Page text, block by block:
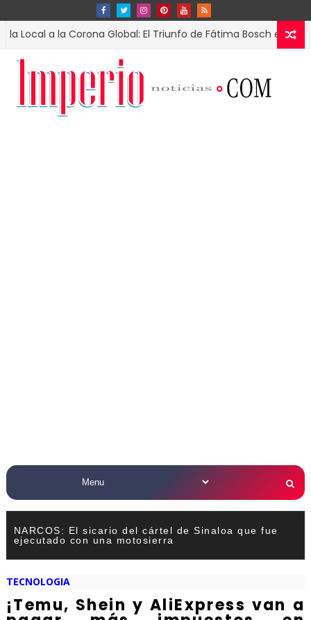
a la Corona Global: El Triunfo de Fátima Bosch en Miss Universo
NARCOS: El sicario del cártel de Sinaloa que fue
ejecutado con una motosierra
TECNOLOGIA
¡Temu, Shein y AliExpress van a